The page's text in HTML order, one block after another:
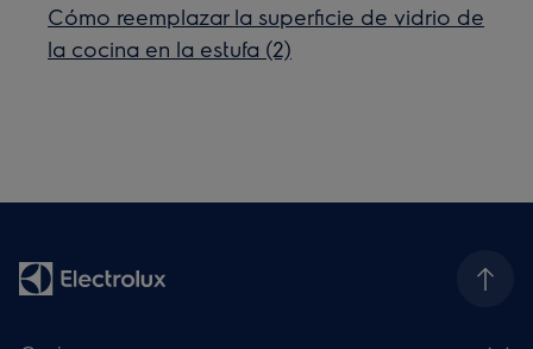
Cómo reemplazar la superficie de vidrio de
la cocina en la estufa (2)